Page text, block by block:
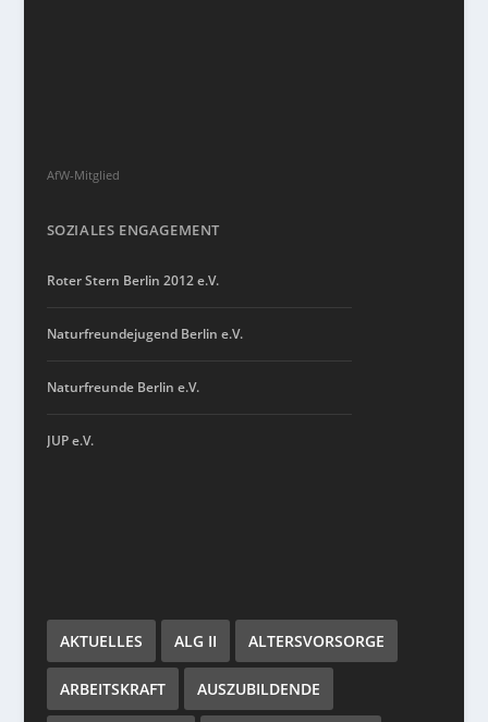
AfW-Mitglied
SOZIALES ENGAGEMENT
Roter Stern Berlin 2012 e.V.
Naturfreundejugend Berlin e.V.
Naturfreunde Berlin e.V.
JUP e.V.
AKTUELLES ALG II ALTERSVORSORGE
ARBEITSKRAFT AUSZUBILDENDE